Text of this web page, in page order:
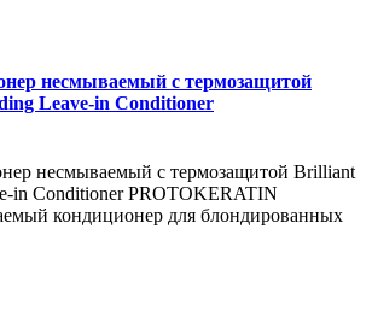
несмываемый с термозащитой
Leave-in Conditioner
несмываемый с термозащитой Brilliant
in Conditioner PROTOKERATIN
кондиционер для блондированных